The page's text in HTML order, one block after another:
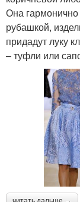
Она гармонично
рубашкой,
придадут луку
– туфли или